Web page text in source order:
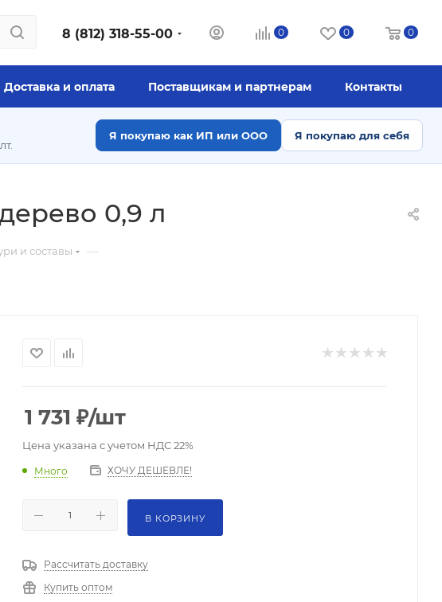
8 (812) 318-55-00 0 0 0
Доставка и оплата Поставщикам и партнерам Контакты
Я покупаю как ИП или ООО Я покупаю для себя
0,9 л
и составы —
1 731 ₽/шт
Цена указана с учетом НДС 22%
Много ХОЧУ ДЕШЕВЛЕ!
В КОРЗИНУ
Рассчитать доставку
Купить оптом